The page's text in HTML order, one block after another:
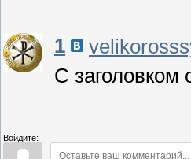
1
С заголовком
Войдите: